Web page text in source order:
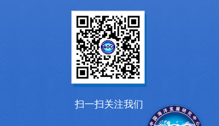
扫一扫关注我们